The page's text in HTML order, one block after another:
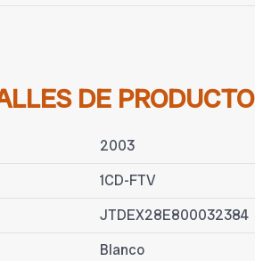
DE PRODUCTO
2003
1CD-FTV
JTDEX28E800032384
Blanco